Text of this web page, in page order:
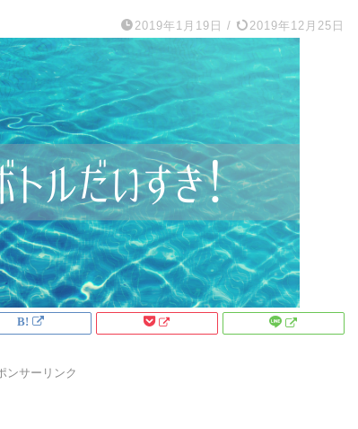
2019年1月19日 / 2019年12月25日
ンサーリンク